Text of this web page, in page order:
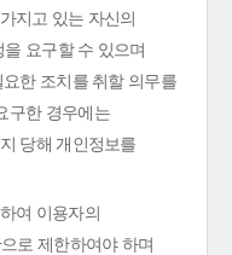
지고 있는 자신의
요구할 수 있으며
한 조치를 취할 의무를
구한 경우에는
당해 개인정보를
여 이용자의
로 제한하여야 하며